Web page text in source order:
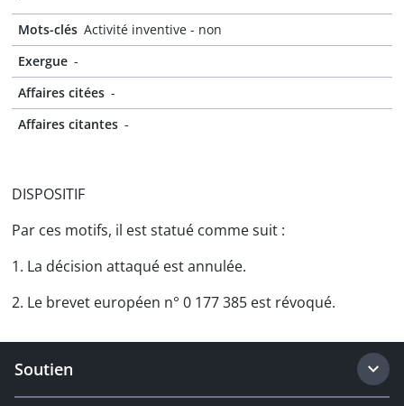
Mots-clés Activité inventive - non
Exergue -
Affaires citées -
Affaires citantes -
DISPOSITIF
Par ces motifs, il est statué comme suit :
1. La décision attaqué est annulée.
2. Le brevet européen n° 0 177 385 est révoqué.
Soutien